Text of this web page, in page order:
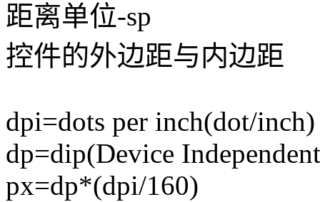
距离单位-sp
控件的外边距与内边距
dpi=dots per inch(dot/inch)
dp=dip(Device
px=dp*(dpi/160)